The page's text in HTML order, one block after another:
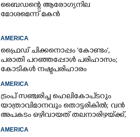
ബൈഡന്റെ ആരോഗ്യനില
മോശമെന്ന് മകൻ
AMERICA
ഫ്രൈഡ് ചിക്കനൊപ്പം 'കോണ്ടം',​
പരാതി പറഞ്ഞപ്പോൾ പരിഹാസം;
കോടികൾ നഷ്ടപരിഹാരം
AMERICA
ട്രംപ് സഞ്ചരിച്ച ഹെലികോപ്‌ടറും
യാത്രാവിമാനവും തൊട്ടരികിൽ; വൻ
അപകടം ഒഴിവായത് തലനാരിഴയ്‌ക്ക്,
AMERICA